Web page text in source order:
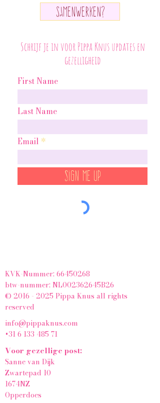
SAMENWERKEN?
Schrijf je in voor Pippa Knus updates en
gezelligheid
First Name
Last Name
Email
Sign Me Up
KVK-Nummer: 66450268
btw-nummer: NL002362645B26
© 2016 - 2025 Pippa Knus all rights
reserved
info@pippaknus.com
+31 6 133 485 71
Voor gezellige post:
Sanne van Dijk
Zwartepad 10
1674NZ
Opperdoes